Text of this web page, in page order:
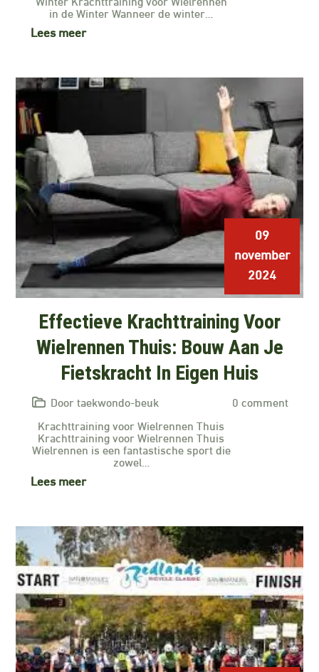
in de Winter Wanneer de winter…
Lees meer
09
november
2024
Effectieve Krachttraining Voor
Wielrennen Thuis: Bouw Aan Je
Fietskracht In Eigen Huis
Door taekwondo-beuk
0 comment
Krachttraining voor Wielrennen Thuis
Krachttraining voor Wielrennen Thuis
Wielrennen is een fantastische sport die
zowel…
Lees meer